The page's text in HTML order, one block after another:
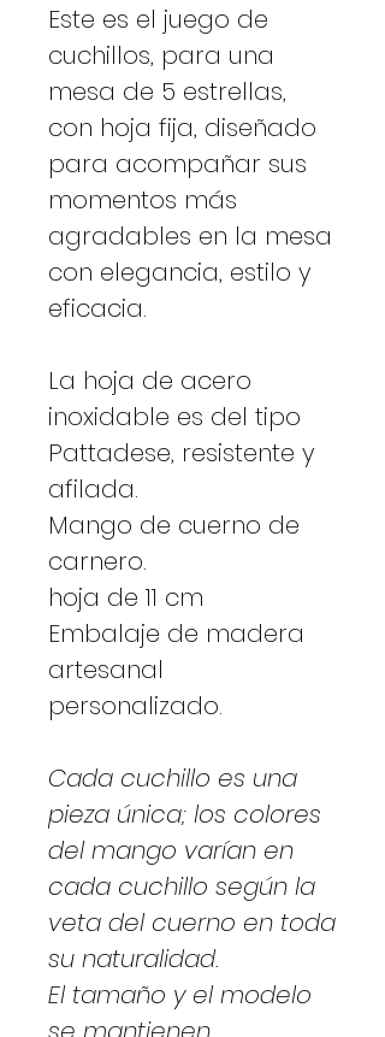
Este es el juego de
cuchillos, para una
mesa de 5 estrellas,
con hoja fija, diseñado
para acompañar sus
momentos más
agradables en la mesa
con elegancia, estilo y
eficacia.
La hoja de acero
inoxidable es del tipo
Pattadese, resistente y
afilada.
Mango de cuerno de
carnero.
hoja de 11 cm
Embalaje de madera
artesanal
personalizado.
Cada cuchillo es una
pieza única; los colores
del mango varían en
cada cuchillo según la
veta del cuerno en toda
su naturalidad.
El tamaño y el modelo